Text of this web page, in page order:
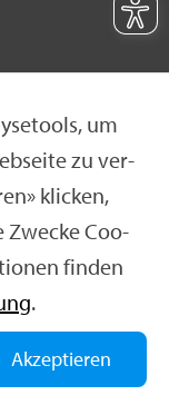
um
zu ver­
kli­cken,
Zwe­cke Coo­
fin­den
.
Akzeptieren
Da­ten­schut­z­er­
Ne­ti­quet­te